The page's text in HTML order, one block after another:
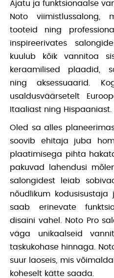
Ajatu ja funktsionaalse
Noto viimistlussalong,
tooteid ning
inspireerivates
kuulub kõik vannitoa
keraamilised plaadid,
ning aksessuaarid.
usaldusväärsetelt
Itaaliast ning Hispaaniast.
Oled sa alles
soovib ehitaja juba
plaatimisega pihta
pakuvad lahendusi
salongidest leiab
nõudlikum kodusisustaja
saab erinevate
disaini vahel. Noto Pro
väga unikaalseid
taskukohase hinnaga.
suur laoseis, mis
koheselt kätte saada.